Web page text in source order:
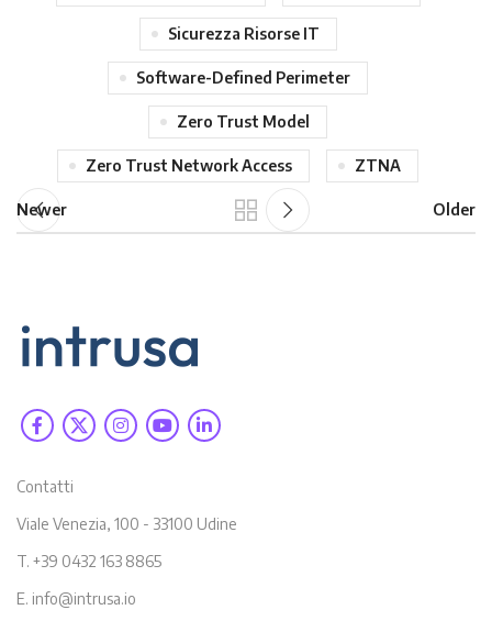
Sicurezza Risorse IT
Software-Defined Perimeter
Zero Trust Model
Zero Trust Network Access ZTNA
Newer Older
Contatti
Viale Venezia, 100 - 33100 Udine
T. +39 0432 163 8865
E. info@intrusa.io